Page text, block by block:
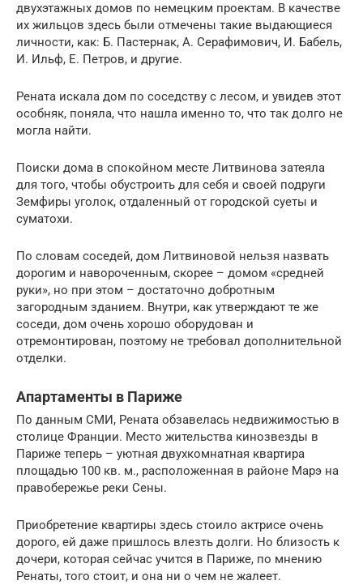
двухэтажных домов по немецким проектам. В качестве
их жильцов здесь были отмечены такие выдающиеся
личности, как: Б. Пастернак, А. Серафимович, И. Бабель,
И. Ильф, Е. Петров, и другие.
Рената искала дом по соседству с лесом, и увидев этот
особняк, поняла, что нашла именно то, что так долго не
могла найти.
Поиски дома в спокойном месте Литвинова затеяла
для того, чтобы обустроить для себя и своей подруги
Земфиры уголок, отдаленный от городской суеты и
суматохи.
По словам соседей, дом Литвиновой нельзя назвать
дорогим и навороченным, скорее – домом «средней
руки», но при этом – достаточно добротным
загородным зданием. Внутри, как утверждают те же
соседи, дом очень хорошо оборудован и
отремонтирован, поэтому не требовал дополнительной
отделки.
Апартаменты в Париже
По данным СМИ, Рената обзавелась недвижимостью в
столице Франции. Место жительства кинозвезды в
Париже теперь – уютная двухкомнатная квартира
площадью 100 кв. м., расположенная в районе Марэ на
правобережье реки Сены.
Приобретение квартиры здесь стоило актрисе очень
дорого, ей даже пришлось влезть долги. Но близость к
дочери, которая сейчас учится в Париже, по мнению
Ренаты, того стоит, и она ни о чем не жалеет.